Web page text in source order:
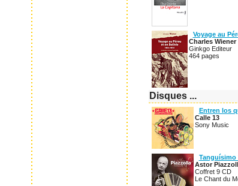
Voyage au
Charles Wiener
Ginkgo Editeur
464 pages
Disques ...
Entren los
Calle 13
Sony Music
Tanguísimo
Astor
Coffret 9 CD
Le Chant du